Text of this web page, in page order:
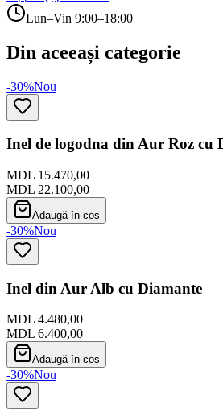
Lun–Vin 9:00–18:00
Din aceeași categorie
-30%Nou
Inel de logodna din Aur Roz cu
MDL 15.470,00
MDL 22.100,00
Adaugă în coș
-30%Nou
Inel din Aur Alb cu Diamante
MDL 4.480,00
MDL 6.400,00
Adaugă în coș
-30%Nou